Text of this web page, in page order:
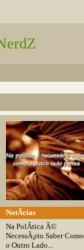
NotÃ­cias
Na PolÃ­tica Ã©
NecessÃ¡rio Saber Como
o Outro Lado...